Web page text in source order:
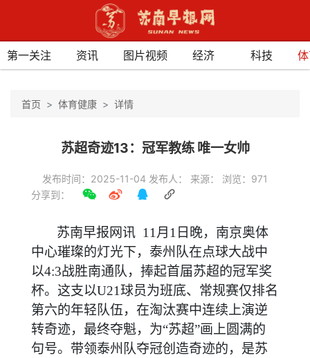
第一关注 资讯 图片视频 经济 科技
首页 体育健康 详情
苏超奇迹13：冠军教练 唯一女帅
发布时间：2025-11-04 发布人： 来源： 浏览：971
分享到：
苏南早报网讯 11月1日晚，南京奥体
中心璀璨的灯光下，泰州队在点球大战中
以4:3战胜南通队，捧起首届苏超的冠军奖
杯。这支以U21球员为班底、常规赛仅排名
第六的年轻队伍，在淘汰赛中连续上演逆
转奇迹，最终夺魁，为“苏超”画上圆满的
句号。带领泰州队夺冠创造奇迹的，是苏